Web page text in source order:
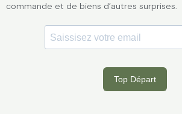
commande et de biens d’autres surprises.